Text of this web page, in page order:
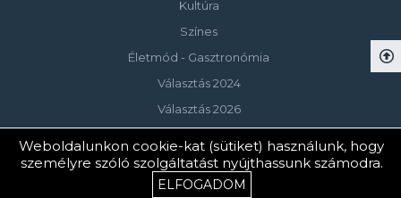
Kultúra
Színes
Életmód - Gasztronómia
Választás 2024
Választás 2026
© Copyright 2023 Keszthelyi Televízió
Weboldalunkon cookie-kat (sütiket) használunk, hogy
személyre szóló szolgáltatást nyújthassunk számodra.
ELFOGADOM